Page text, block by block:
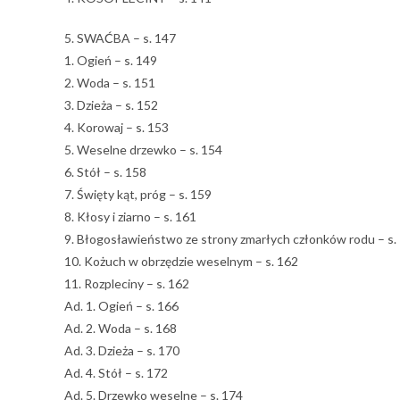
5. SWAĆBA – s. 147
1. Ogień – s. 149
2. Woda – s. 151
3. Dzieża – s. 152
4. Korowaj – s. 153
5. Weselne drzewko – s. 154
6. Stół – s. 158
7. Święty kąt, próg – s. 159
8. Kłosy i ziarno – s. 161
9. Błogosławieństwo ze strony zmarłych członków rodu – s.
10. Kożuch w obrzędzie weselnym – s. 162
11. Rozpleciny – s. 162
Ad. 1. Ogień – s. 166
Ad. 2. Woda – s. 168
Ad. 3. Dzieża – s. 170
Ad. 4. Stół – s. 172
Ad. 5. Drzewko weselne – s. 174